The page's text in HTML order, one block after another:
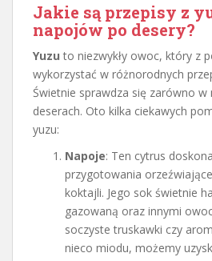
Jakie są przepisy z
napojów po desery?
Yuzu to niezwykły owoc, który z
wykorzystać w różnorodnych
Świetnie sprawdza się zarówno
deserach. Oto kilka ciekawych
yuzu:
Napoje: Ten cytrus
przygotowania
koktajli. Jego sok świetnie
gazowaną oraz innymi
soczyste truskawki czy
nieco miodu, możemy